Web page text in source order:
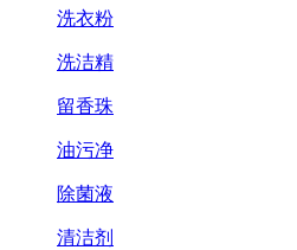
洗衣粉
洗洁精
留香珠
油污净
除菌液
清洁剂